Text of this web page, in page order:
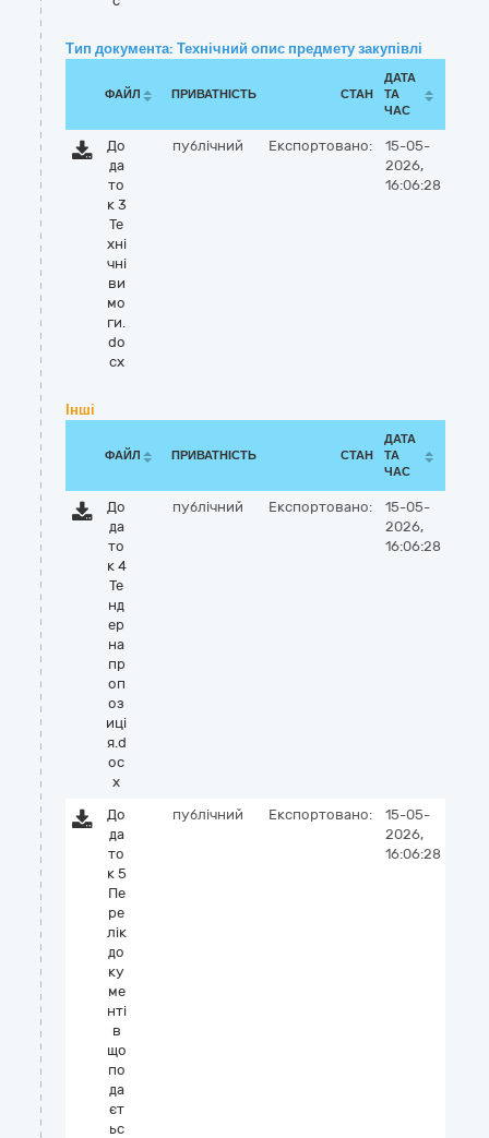
Тип документа: Технічний опис предмету закупівлі
ФАЙЛ ПРИВАТНІСТЬ СТАН
ДАТА
ТА
ЧАС
До
да
то
к 3
Те
хні
чні
ви
мо
ги.
do
cx
публічний Експортовано:
15-05-
2026,
16:06:28
Інші
ФАЙЛ ПРИВАТНІСТЬ СТАН
ДАТА
ТА
ЧАС
До
да
то
к 4
Те
нд
ер
на
пр
оп
оз
иці
я.d
oc
x
публічний Експортовано:
15-05-
2026,
16:06:28
До
да
то
к 5
Пе
ре
лік
до
ку
ме
нті
в
що
по
да
єт
ьс
публічний Експортовано:
15-05-
2026,
16:06:28